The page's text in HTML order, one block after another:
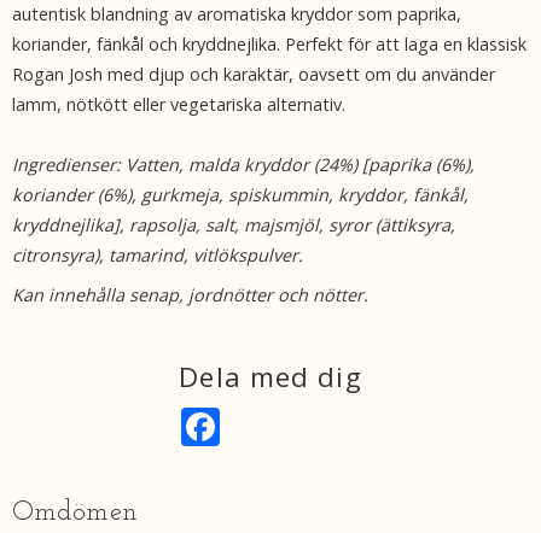
autentisk blandning av aromatiska kryddor som paprika,
koriander, fänkål och kryddnejlika. Perfekt för att laga en klassisk
Rogan Josh med djup och karaktär, oavsett om du använder
lamm, nötkött eller vegetariska alternativ.
Ingredienser: Vatten, malda kryddor (24%) [paprika (6%),
koriander (6%), gurkmeja, spiskummin, kryddor, fänkål,
kryddnejlika], rapsolja, salt, majsmjöl, syror (ättiksyra,
citronsyra), tamarind, vitlökspulver.
Kan innehålla senap, jordnötter och nötter.
Dela med dig
Omdömen